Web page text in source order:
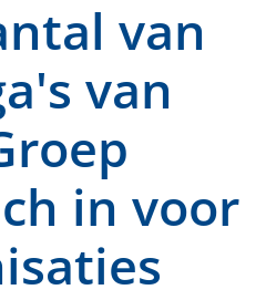
van
van
in voor